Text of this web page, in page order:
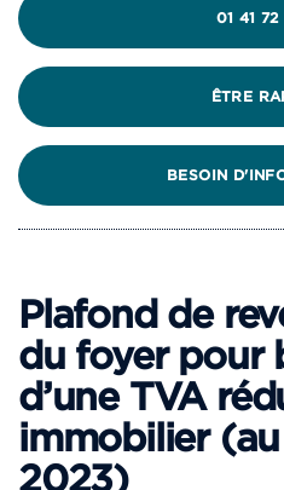
01 41 72
ÊTRE
BESOIN
Plafond de
du foyer pour
d’une TVA
immobilier (au
2023)